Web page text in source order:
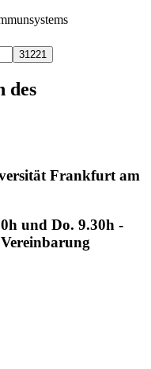
des
Frankfurt am
und Do. 9.30h -